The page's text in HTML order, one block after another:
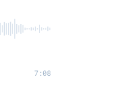
7:08